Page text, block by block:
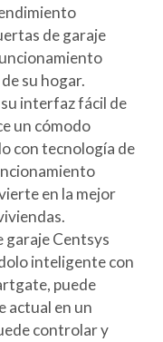
de garaje
su hogar.
interfaz fácil de
un cómodo
con tecnología de
en la mejor
garaje Centsys
inteligente con
puede
actual en un
controlar y